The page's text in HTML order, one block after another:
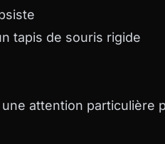
tapis de souris rigide
attention particulière